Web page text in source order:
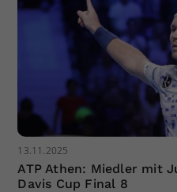
13.11.2025
ATP Athen: Miedler mit
Davis Cup Final 8